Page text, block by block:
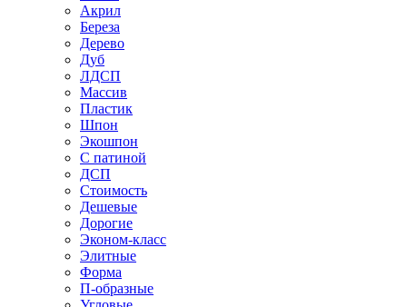
Акрил
Береза
Дерево
Дуб
ЛДСП
Массив
Пластик
Шпон
Экошпон
С патиной
ДСП
Стоимость
Дешевые
Дорогие
Эконом-класс
Элитные
Форма
П-образные